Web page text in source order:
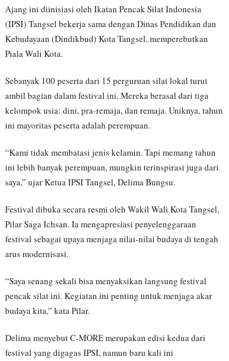
Ajang ini diinisiasi oleh Ikatan Pencak Silat Indonesia
(IPSI) Tangsel bekerja sama dengan Dinas Pendidikan dan
Kebudayaan (Dindikbud) Kota Tangsel, memperebutkan
Piala Wali Kota.
Sebanyak 100 peserta dari 15 perguruan silat lokal turut
ambil bagian dalam festival ini. Mereka berasal dari tiga
kelompok usia: dini, pra-remaja, dan remaja. Uniknya, tahun
ini mayoritas peserta adalah perempuan.
“Kami tidak membatasi jenis kelamin. Tapi memang tahun
ini lebih banyak perempuan, mungkin terinspirasi juga dari
saya,” ujar Ketua IPSI Tangsel, Delima Bungsu.
Festival dibuka secara resmi oleh Wakil Wali Kota Tangsel,
Pilar Saga Ichsan. Ia mengapresiasi penyelenggaraan
festival sebagai upaya menjaga nilai-nilai budaya di tengah
arus modernisasi.
“Saya senang sekali bisa menyaksikan langsung festival
pencak silat ini. Kegiatan ini penting untuk menjaga akar
budaya kita,” kata Pilar.
Delima menyebut C-MORE merupakan edisi kedua dari
festival yang digagas IPSI, namun baru kali ini